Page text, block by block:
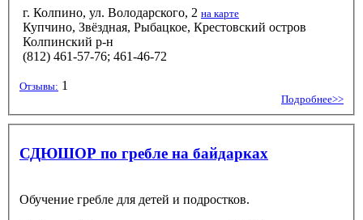
г. Колпино, ул. Володарского, 2 на карте
Купчино, Звёздная, Рыбацкое, Крестовский остров
Колпинский р-н
(812) 461-57-76; 461-46-72
Отзывы: 1
Подробнее>>
СДЮШОР по гребле на байдарках
Обучение гребле для детей и подростков.